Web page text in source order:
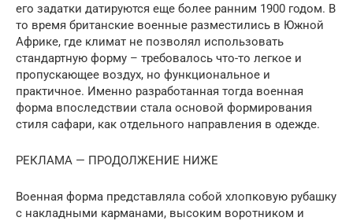
его задатки датируются еще более ранним 1900 годом. В
то время британские военные разместились в Южной
Африке, где климат не позволял использовать
стандартную форму – требовалось что-то легкое и
пропускающее воздух, но функциональное и
практичное. Именно разработанная тогда военная
форма впоследствии стала основой формирования
стиля сафари, как отдельного направления в одежде.
РЕКЛАМА — ПРОДОЛЖЕНИЕ НИЖЕ
Военная форма представляла собой хлопковую рубашку
с накладными карманами, высоким воротником и